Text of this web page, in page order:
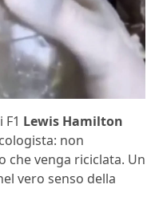
Lewis Hamilton
non
che venga riciclata. Un
vero senso della